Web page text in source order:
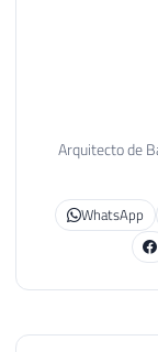
FROM
Arquitecto de
WhatsApp